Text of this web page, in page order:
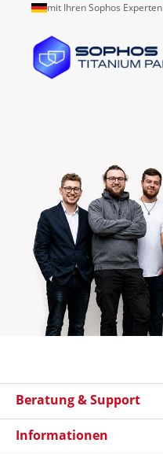
mit Ihren Sophos Experten
Beratung & Support
Informationen